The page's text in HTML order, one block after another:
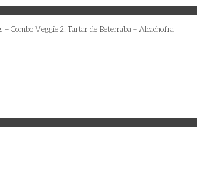
Combo Veggie 2: Tartar de Beterraba + Alcachofra